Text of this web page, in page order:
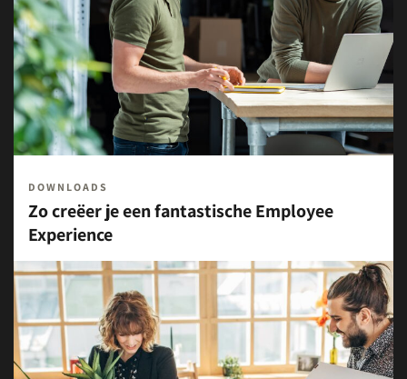
DOWNLOADS
Zo creëer je een fantastische Employee
Experience